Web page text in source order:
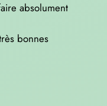
absolument
bonnes